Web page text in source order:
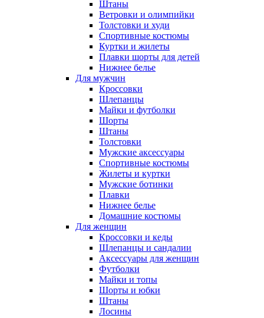
Штаны
Ветровки и олимпийки
Толстовки и худи
Спортивные костюмы
Куртки и жилеты
Плавки шорты для детей
Нижнее белье
Для мужчин
Кроссовки
Шлепанцы
Майки и футболки
Шорты
Штаны
Толстовки
Мужские аксессуары
Спортивные костюмы
Жилеты и куртки
Мужские ботинки
Плавки
Нижнее белье
Домашние костюмы
Для женщин
Кроссовки и кеды
Шлепанцы и сандалии
Аксессуары для женщин
Футболки
Майки и топы
Шорты и юбки
Штаны
Лосины